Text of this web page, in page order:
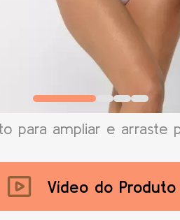
para ampliar e arraste
Vídeo do Produto